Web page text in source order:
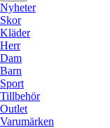
Nyheter
Skor
Kläder
Herr
Dam
Barn
Sport
Tillbehör
Outlet
Varumärken